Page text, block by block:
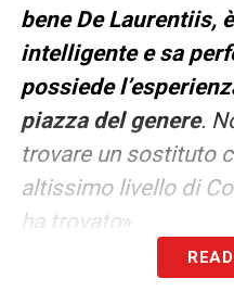
bene De Laurentiis,
intelligente e sa
possiede
piazza del genere.
trovare un sostituto
altissimo livello di
ha trovato».
La riflessione di